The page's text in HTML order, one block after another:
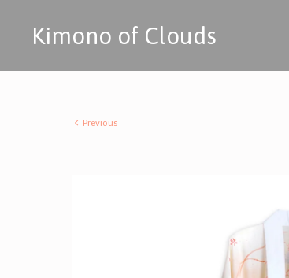
Kimono of Clouds
Previous